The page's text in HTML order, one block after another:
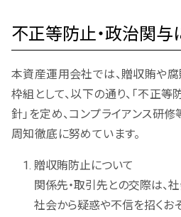
不正等防止・政治関与
本資産運用会社では、贈収賄や
枠組として、以下の通り、「不正
針」を定め、コンプライアンス研
周知徹底に努めています。
贈収賄防止について
関係先・取引先との交際は、
社会から疑惑や不信を招くお